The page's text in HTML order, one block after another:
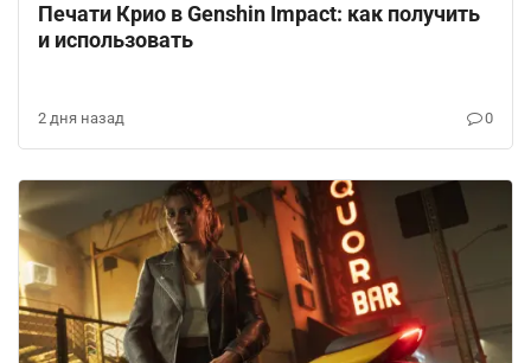
Печати Крио в Genshin Impact: как получить
и использовать
2 дня назад 0